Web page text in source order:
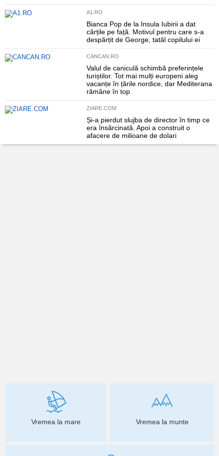
A1.RO
Bianca Pop de la Insula Iubirii a dat
cărțile pe față. Motivul pentru care s-a
despărțit de George, tatăl copilului ei
CANCAN.RO
Valul de caniculă schimbă preferințele
turiștilor. Tot mai mulți europeni aleg
vacanțe în țările nordice, dar Mediterana
rămâne în top
ZIARE.COM
Și-a pierdut slujba de director în timp ce
era însărcinată. Apoi a construit o
afacere de milioane de dolari
Vremea la mare Vremea la munte